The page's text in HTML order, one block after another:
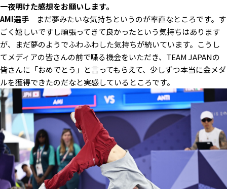
――一夜明けた感想をお願いします。
AMI選手 まだ夢みたいな気持ちというのが率直なところです。す
ごく嬉しいですし頑張ってきて良かったという気持ちはあります
が、まだ夢のようでふわふわした気持ちが続いています。こうし
てメディアの皆さんの前で喋る機会をいただき、TEAM JAPANの
皆さんに「おめでとう」と言ってもらえて、少しずつ本当に金メダ
ルを獲得できたのだなと実感しているところです。